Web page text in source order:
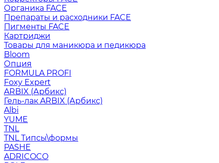
Органика FACE
Препараты и расходники FACE
Пигменты FACE
Картриджи
Товары для маникюра и педикюра
Bloom
Опция
FORMULA PROFI
Foxy Expert
ARBIX (Арбикс)
Гель-лак ARBIX (Арбикс)
Albi
YUME
TNL
TNL Типсы\формы
PASHE
ADRICOCO